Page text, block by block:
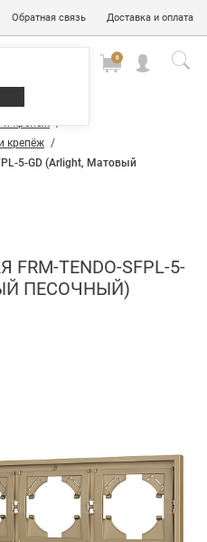
Обратная связь Доставка и оплата
0
и крепёж
крепёж
5-GD (Arlight, Матовый
TENDO-SFPL-5-
ПЕСОЧНЫЙ)